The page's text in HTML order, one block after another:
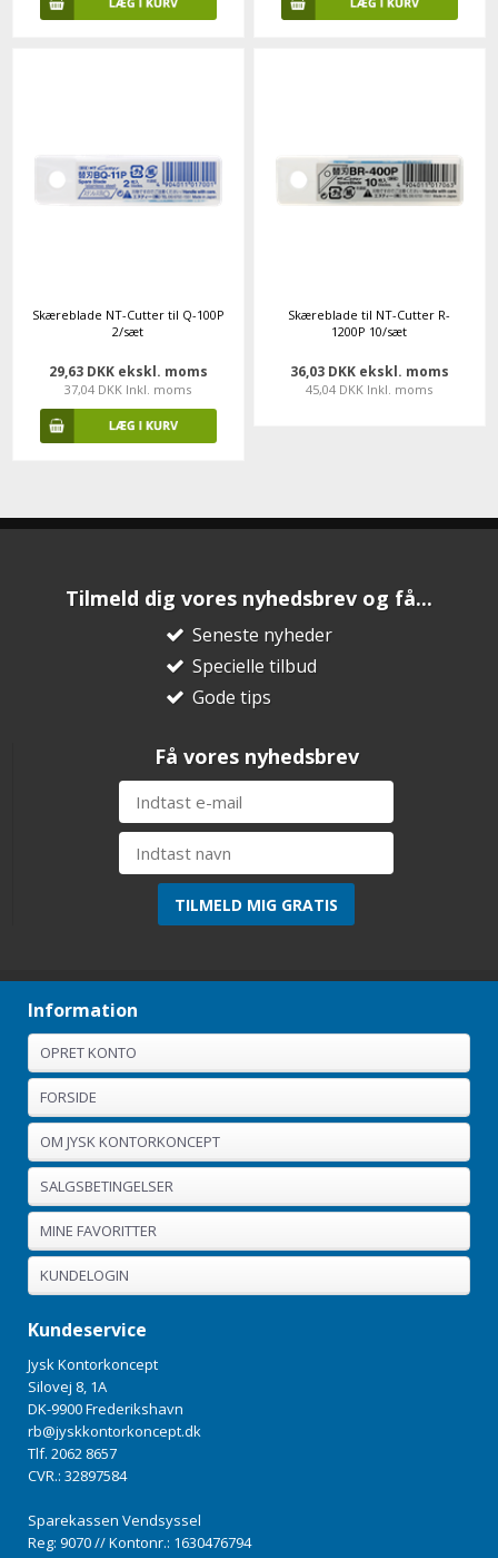
Skæreblade NT-Cutter til Q-100P
2/sæt
29,63 DKK ekskl. moms
37,04 DKK Inkl. moms
Skæreblade til NT-Cutter R-
1200P 10/sæt
36,03 DKK ekskl. moms
45,04 DKK Inkl. moms
Tilmeld dig vores nyhedsbrev og få...
Seneste nyheder
Specielle tilbud
Gode tips
Få vores nyhedsbrev
Information
OPRET KONTO
FORSIDE
OM JYSK KONTORKONCEPT
SALGSBETINGELSER
MINE FAVORITTER
KUNDELOGIN
Kundeservice
Jysk Kontorkoncept
Silovej 8, 1A
DK-9900 Frederikshavn
rb@jyskkontorkoncept.dk
Tlf. 2062 8657
CVR.: 32897584
Sparekassen Vendsyssel
Reg: 9070 // Kontonr.: 1630476794